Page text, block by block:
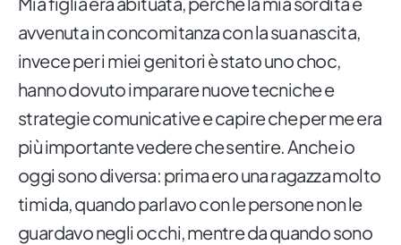
avvenuta in concomitanza con la sua nascita,
invece per i miei genitori è stato uno choc,
hanno dovuto imparare nuove tecniche e
strategie comunicative e capire che per me era
più importante vedere che sentire. Anche io
oggi sono diversa: prima ero una ragazza molto
timida, quando parlavo con le persone non le
guardavo negli occhi, mentre da quando sono